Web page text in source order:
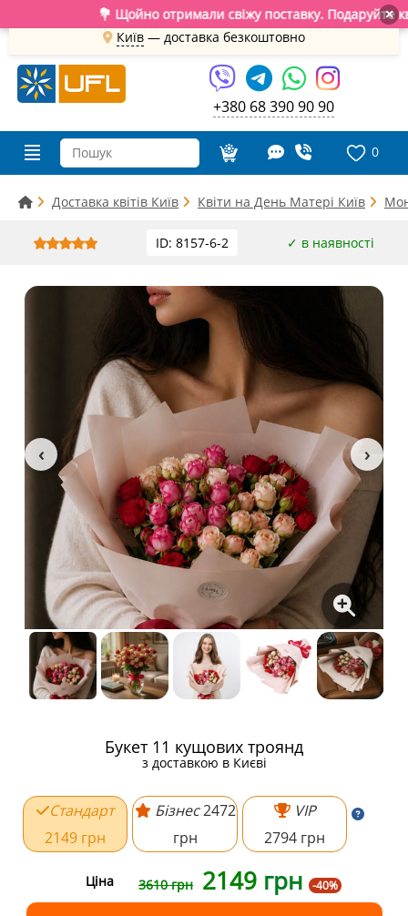
💐 Щойно отримали свіжу поставку. Подаруйте квіти×
Київ — доставка безкоштовно
+380 68 390 90 90
0
Доставка квітів Київ Квіти на День Матері Київ
ID: 8157-6-2 ✓ в наявності
Букет 11 кущових троянд
з доставкою в Києві
Стандарт
2149 грн
Бізнес2472
грн
VIP
2794 грн
Ціна 3610 грн 2149 грн -40%